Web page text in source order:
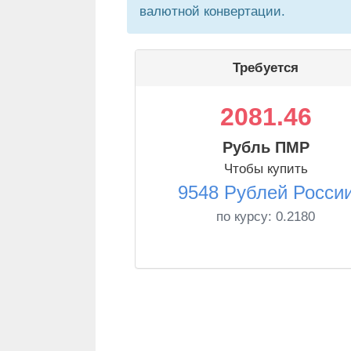
валютной конвертации.
Требуется
2081.46
Рубль ПМР
Чтобы купить
9548 Рублей
по курсу: 0.2180